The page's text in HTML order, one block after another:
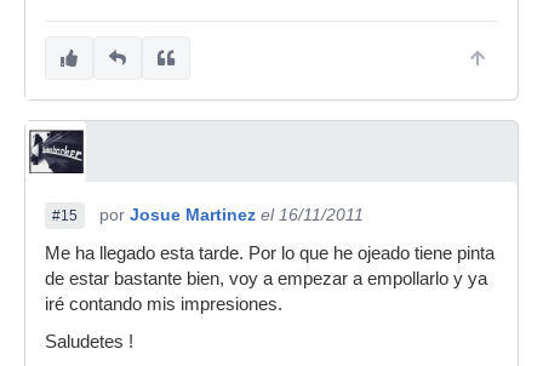
#15 por Josue Martinez el 16/11/2011
Me ha llegado esta tarde. Por lo que he ojeado tiene pinta
de estar bastante bien, voy a empezar a empollarlo y ya
iré contando mis impresiones.
Saludetes !